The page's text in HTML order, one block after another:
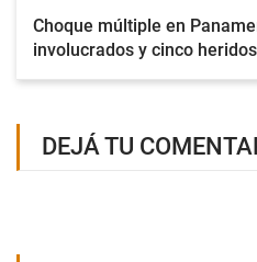
Choque múltiple en
involucrados y cinco heridos
DEJÁ TU